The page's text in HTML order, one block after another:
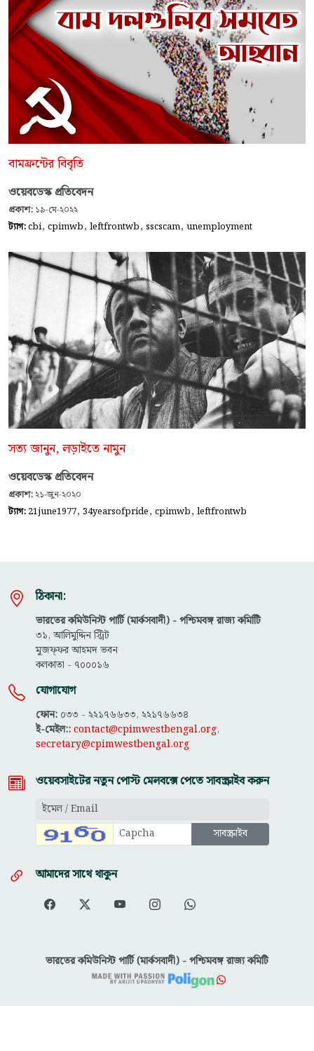
বামফ্রন্টের বিবৃতি
ওয়েবডেস্ক প্রতিবেদন
প্রকাশ: ১৯-মে-২০২২
ট্যাগ:cbi, cpimwb, leftfrontwb, sscscam, unemployment
সত্য জানুন, লড়াইতে নামুন
ওয়েবডেস্ক প্রতিবেদন
প্রকাশ: ২১-জুন-২০২০
ট্যাগ: 21june1977, 34yearsofpride, cpimwb, leftfrontwb
ঠিকানা:
ভারতের কমিউনিস্ট পার্টি (মার্কসবাদী) - পশ্চিমবঙ্গ রাজ্য কমিটিি
৩১, আলিমুদ্দিন স্ট্রিট
মুজফ্ফ‌র আহমদ ভবন
কলকাতা - ৭০০০১৬
যোগাযোগ
ফোন: ০৩৩ - ২২১৭৬৬৩৩, ২২১৭৬৬৩৪
ই-মেইল::contact@cpimwestbengal.org,
secretary@cpimwestbengal.org
ওয়েবসাইটের নতুন পোস্ট মেলবক্সে পেতে সাবস্ক্রাইব করুন
আমাদের সাথে থাকুন
ভারতের কমিউনিস্ট পার্টি (মার্কসবাদী) - পশ্চিমবঙ্গ রাজ্য কমিটি